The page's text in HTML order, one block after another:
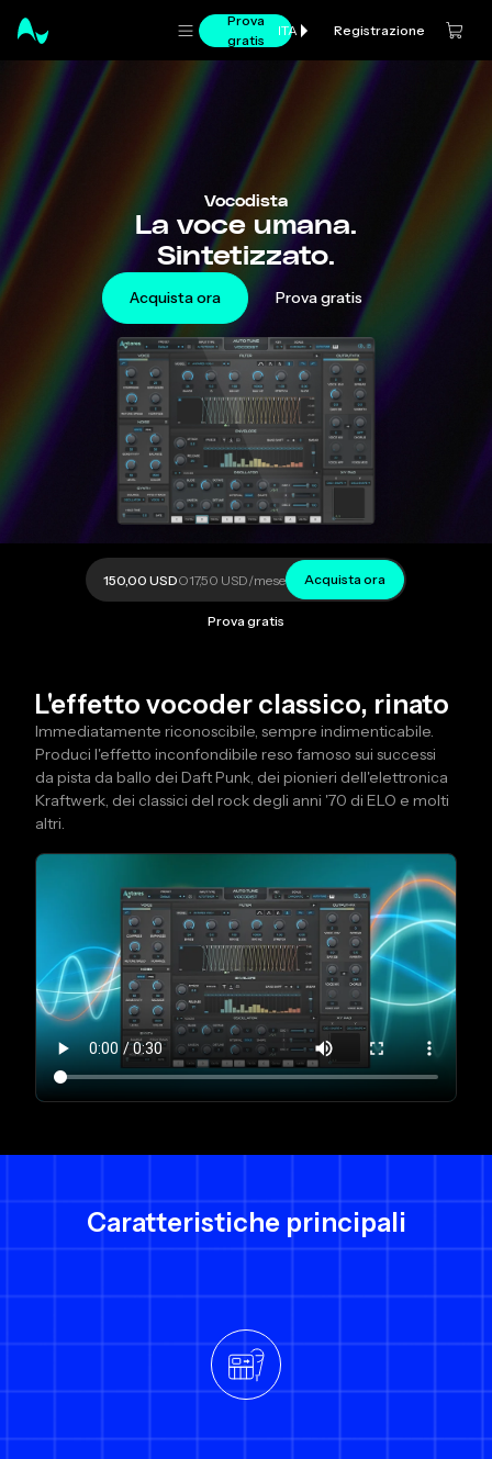
Prova
gratis
ITA Registrazione
Vocodista
La voce umana.
Sintetizzato.
Acquista ora Prova gratis
150,00 USDO17,50 USD/mese Acquista ora
Prova gratis
L'effetto vocoder classico, rinato
Immediatamente riconoscibile, sempre indimenticabile.
Produci l'effetto inconfondibile reso famoso sui successi
da pista da ballo dei Daft Punk, dei pionieri dell'elettronica
Kraftwerk, dei classici del rock degli anni '70 di ELO e molti
altri.
Caratteristiche principali